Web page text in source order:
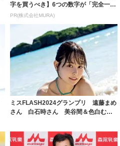
字を買うべき】6つの数字が「完全一
致」する方...
PR(株式会社MURA)
ミスFLASH2024グランプリ 遠藤まめ
さん 白石時さん 美谷間＆色白むち